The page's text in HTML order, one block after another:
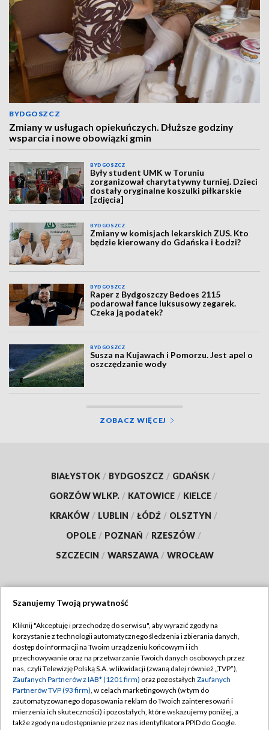
BYDGOSZCZ
Zmiany w usługach opiekuńczych. Dłuższe godziny
wsparcia i nowe obowiązki gmin
BYDGOSZCZ
Były student UMK w Toruniu
zorganizował charytatywny turniej. Dzieci
dostały oryginalne koszulki piłkarskie
[zdjęcia]
BYDGOSZCZ
Zmiany w komisjach lekarskich ZUS. Kto
będzie kierowany do Gdańska i Łodzi?
BYDGOSZCZ
Raper z Bydgoszczy Bedoes 2115
podarował fance luksusowy zegarek.
Czeka ją podatek?
BYDGOSZCZ
Susza na Kujawach i Pomorzu. Jest apel o
oszczędzanie wody
ZOBACZ WIĘCEJ
BIAŁYSTOK / BYDGOSZCZ / GDAŃSK /
GORZÓW WLKP. / KATOWICE / KIELCE /
KRAKÓW / LUBLIN / ŁÓDŹ / OLSZTYN /
OPOLE / POZNAŃ / RZESZÓW /
SZCZECIN / WARSZAWA / WROCŁAW
TVP
Abonament TVP
Emisja w TVP
Centrum informacji TVP
Naziemna Telewizja Cyfrowa
Regulamin TVP
Polityka prywatności
Moje zgody
Pomoc
Szanujemy Twoją prywatność
Kliknij "Akceptuję i przechodzę do serwisu", aby wyrazić zgody na
korzystanie z technologii automatycznego śledzenia i zbierania danych,
dostęp do informacji na Twoim urządzeniu końcowym i ich
przechowywanie oraz na przetwarzanie Twoich danych osobowych przez
nas, czyli Telewizję Polską S.A. w likwidacji (zwaną dalej również „TVP”),
Zaufanych Partnerów z IAB* (1201 firm) oraz pozostałych Zaufanych
Partnerów TVP (93 firm), w celach marketingowych (w tym do
zautomatyzowanego dopasowania reklam do Twoich zainteresowań i
mierzenia ich skuteczności) i pozostałych, które wskazujemy poniżej, a
także zgody na udostępnianie przez nas identyfikatora PPID do Google.